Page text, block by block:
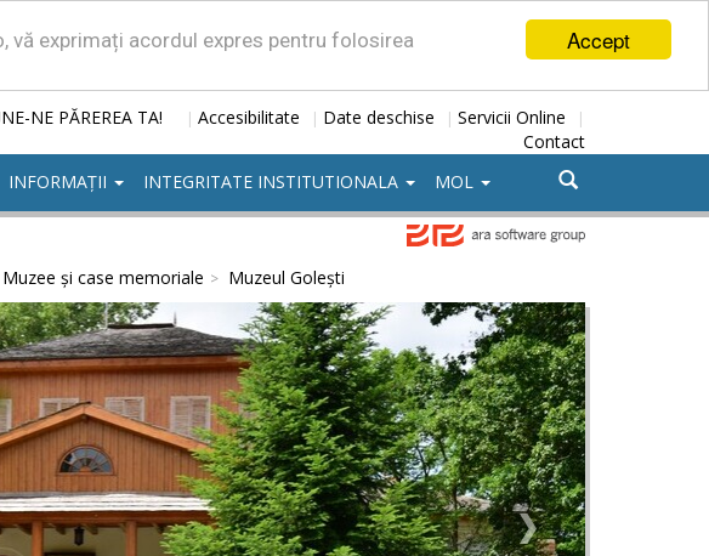
Accept
exprimați acordul expres pentru folosirea
NE PĂREREA TA! | Accesibilitate | Date deschise | Servicii Online |
Contact
INFORMAȚII INTEGRITATE INSTITUTIONALA MOL
Muzee și case memoriale Muzeul Golești